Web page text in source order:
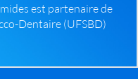
est partenaire de
Dentaire (UFSBD)